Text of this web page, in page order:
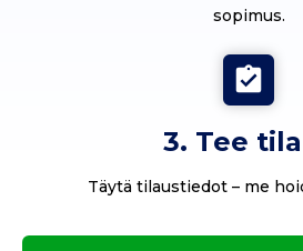
sopimus.
3. Tee
Täytä tilaustiedot – me